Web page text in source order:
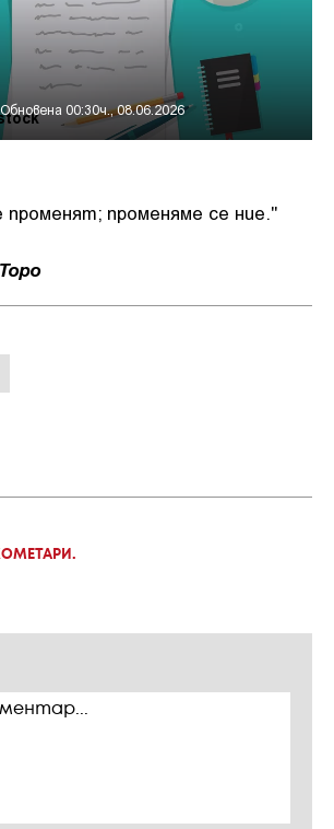
Обновена 00:30ч., 08.06.2026
променяме се ние."